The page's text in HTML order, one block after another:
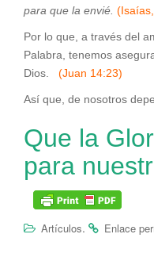
para que la envié.
Por lo que, a través del
Palabra, tenemos
Dios. (Juan 14:23)
Así que, de nosotros
Que la
para
Artículos. Enlace